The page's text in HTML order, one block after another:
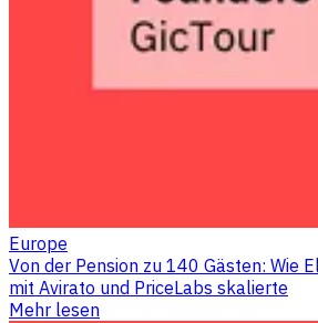
Europe
Von der Pension zu 140 Gästen: Wie
mit Avirato und PriceLabs skalierte
Mehr lesen